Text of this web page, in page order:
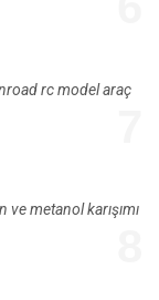
rc model araç
metanol karışımı